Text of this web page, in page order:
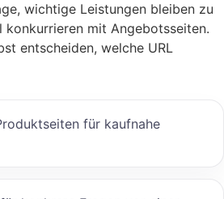
wichtige Leistungen bleiben zu
mit Angebotsseiten.
entscheiden, welche URL
für kaufnahe